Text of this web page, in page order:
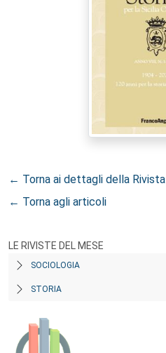
← Torna ai dettagli della Rivista
← Torna agli articoli
LE RIVISTE DEL MESE
SOCIOLOGIA
STORIA